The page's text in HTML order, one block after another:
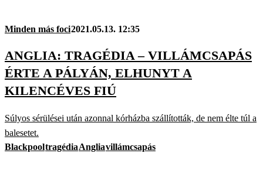
Minden más foci2021.05.13. 12:35
ANGLIA: TRAGÉDIA – VILLÁMCSAPÁS
ÉRTE A PÁLYÁN, ELHUNYT A
KILENCÉVES FIÚ
Súlyos sérülései után azonnal kórházba szállították, de nem élte túl a
balesetet.
BlackpooltragédiaAngliavillámcsapás